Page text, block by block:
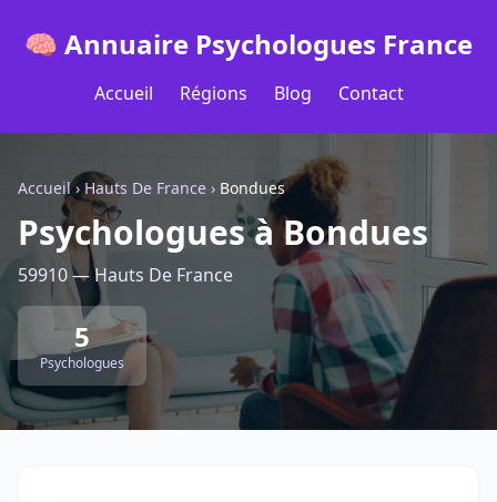
🧠 Annuaire Psychologues France
Accueil Régions Blog Contact
Accueil› Hauts De France › Bondues
Psychologues à Bondues
59910 — Hauts De France
5
Psychologues